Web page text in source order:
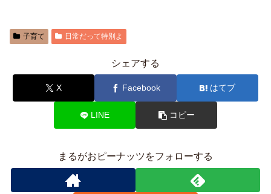
子育て 日常だって特別よ
シェアする
X Facebook はてブ
LINE コピー
まるがおピーナッツをフォローする